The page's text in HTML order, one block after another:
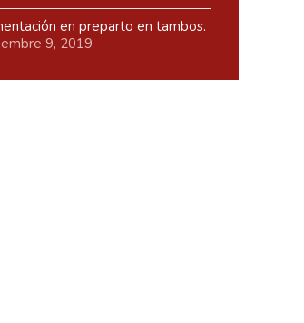
en preparto en tambos.
9, 2019